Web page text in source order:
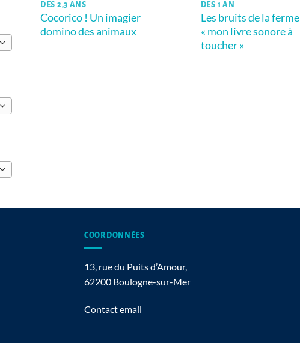
DÈS 2,3 ANS
Cocorico ! Un imagier
domino des animaux
DÈS 1 AN
Les bruits de la ferme
« mon livre sonore à
toucher »
COORDONNÉES
13, rue du Puits d’Amour,
62200 Boulogne-sur-Mer
Contact email